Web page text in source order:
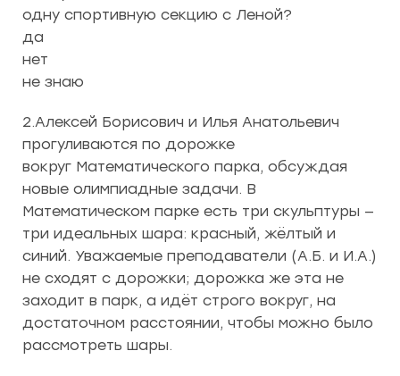
одну спортивную секцию с Леной?
да
нет
не знаю
2.Алексей Борисович и Илья Анатольевич
прогуливаются по дорожке
вокруг Математического парка, обсуждая
новые олимпиадные задачи. В
Математическом парке есть три скульптуры —
три идеальных шара: красный, жёлтый и
синий. Уважаемые преподаватели (А.Б. и И.А.)
не сходят с дорожки; дорожка же эта не
заходит в парк, а идёт строго вокруг, на
достаточном расстоянии, чтобы можно было
рассмотреть шары.